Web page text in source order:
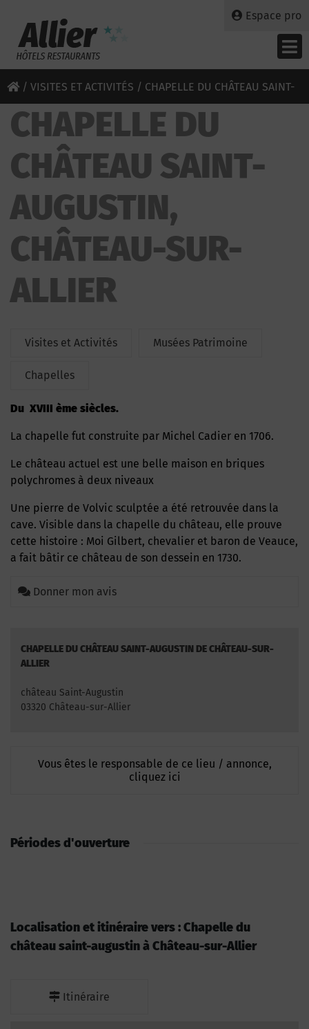
Espace pro
/ VISITES ET ACTIVITÉS / CHAPELLE DU CHÂTEAU SAINT-
AUGUSTIN
CHAPELLE DU
CHÂTEAU SAINT-
AUGUSTIN,
CHÂTEAU-SUR-
ALLIER
Visites et Activités Musées Patrimoine
Chapelles
du XVIII ème siècles.
La chapelle fut construite par Michel Cadier en 1706.
Le château actuel est une belle maison en briques
polychromes à deux niveaux
Une pierre de Volvic sculptée a été retrouvée dans la
cave. Visible dans la chapelle du château, elle prouve
cette histoire : Moi Gilbert, chevalier et baron de Veauce,
a fait bâtir ce château de son dessein en 1730.
Donner mon avis
CHAPELLE DU CHÂTEAU SAINT-AUGUSTIN DE CHÂTEAU-SUR-
ALLIER
château Saint-Augustin
03320 Château-sur-Allier
Vous êtes le responsable de ce lieu / annonce,
cliquez ici
Périodes d'ouverture
Localisation et itinéraire vers : Chapelle du
château saint-augustin à Château-sur-Allier
Itinéraire